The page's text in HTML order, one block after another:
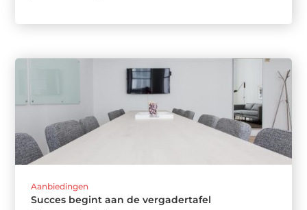
Aanbiedingen
Succes begint aan de vergadertafel